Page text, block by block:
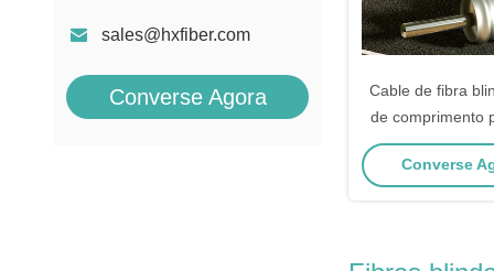
sales@hxfiber.com
Converse Agora
Cable de fibra
de comprimento
Abertura
0200±0015NA
Converse